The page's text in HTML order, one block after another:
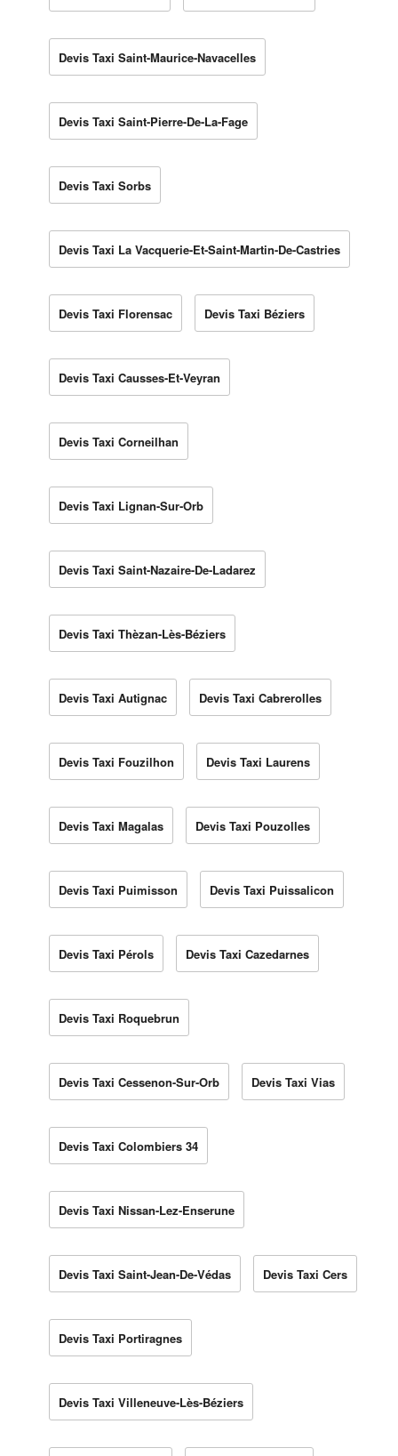
Devis Taxi Saint-Maurice-Navacelles
Devis Taxi Saint-Pierre-De-La-Fage
Devis Taxi Sorbs
Devis Taxi La Vacquerie-Et-Saint-Martin-De-Castries
Devis Taxi Florensac Devis Taxi Béziers
Devis Taxi Causses-Et-Veyran
Devis Taxi Corneilhan
Devis Taxi Lignan-Sur-Orb
Devis Taxi Saint-Nazaire-De-Ladarez
Devis Taxi Thèzan-Lès-Béziers
Devis Taxi Autignac Devis Taxi Cabrerolles
Devis Taxi Fouzilhon Devis Taxi Laurens
Devis Taxi Magalas Devis Taxi Pouzolles
Devis Taxi Puimisson Devis Taxi Puissalicon
Devis Taxi Pérols Devis Taxi Cazedarnes
Devis Taxi Roquebrun
Devis Taxi Cessenon-Sur-Orb Devis Taxi Vias
Devis Taxi Colombiers 34
Devis Taxi Nissan-Lez-Enserune
Devis Taxi Saint-Jean-De-Védas Devis Taxi Cers
Devis Taxi Portiragnes
Devis Taxi Villeneuve-Lès-Béziers